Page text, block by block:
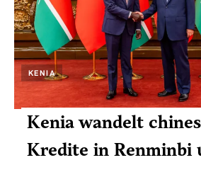
KENIA
Kenia wandelt
Kredite in Renminbi